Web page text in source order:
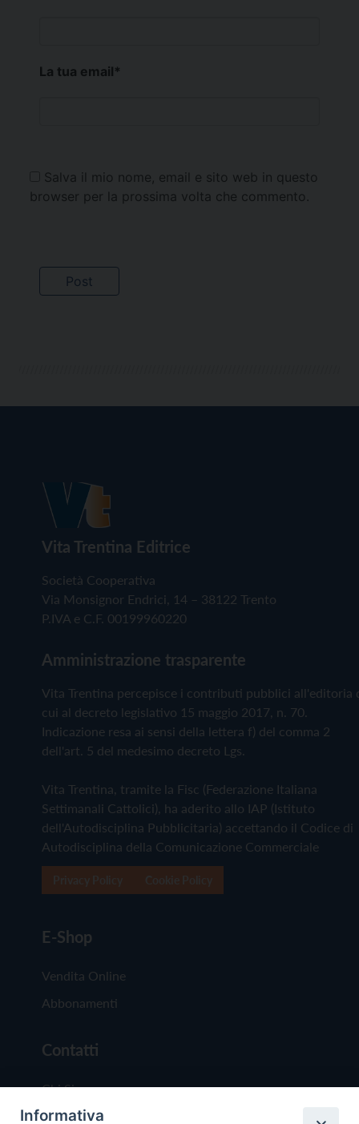
La tua email*
Salva il mio nome, email e sito web in questo
browser per la prossima volta che commento.
Vita Trentina Editrice
Società Cooperativa
Via Monsignor Endrici, 14 – 38122 Trento
P.IVA e C.F. 00199960220
Amministrazione trasparente
Vita Trentina percepisce i contributi pubblici all'editoria
cui al decreto legislativo 15 maggio 2017, n. 70.
Indicazione resa ai sensi della lettera f) del comma 2
dell'art. 5 del medesimo decreto Lgs.
Vita Trentina, tramite la Fisc (Federazione Italiana
Settimanali Cattolici), ha aderito allo IAP (Istituto
dell'Autodisciplina Pubblicitaria) accettando il Codice di
Autodisciplina della Comunicazione Commerciale
E-Shop
Vendita Online
Abbonamenti
Contatti
Chi Siamo
Redazione
Informativa